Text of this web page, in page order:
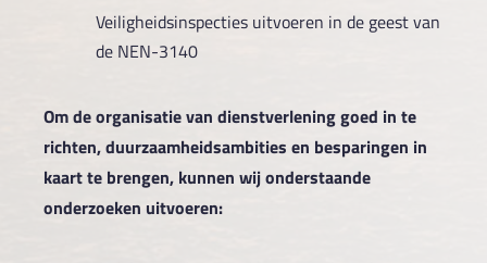
Veiligheidsinspecties uitvoeren in de geest van
de NEN-3140
Om de organisatie van dienstverlening goed in te
richten, duurzaamheidsambities en besparingen in
kaart te brengen, kunnen wij onderstaande
onderzoeken uitvoeren: